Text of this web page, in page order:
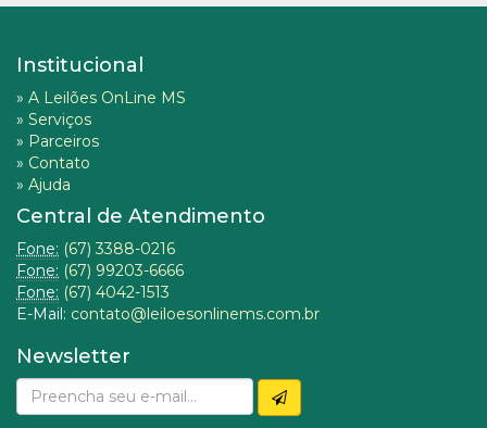
Institucional
» A Leilões OnLine MS
» Serviços
» Parceiros
» Contato
» Ajuda
Central de Atendimento
Fone: (67) 3388-0216
Fone: (67) 99203-6666
Fone: (67) 4042-1513
E-Mail: contato@leiloesonlinems.com.br
Newsletter